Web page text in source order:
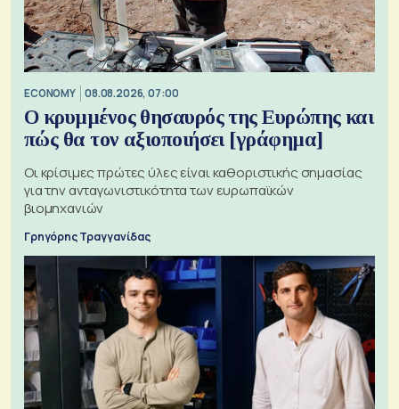
ECONOMY 08.08.2026, 07:00
Ο κρυμμένος θησαυρός της Ευρώπης και
πώς θα τον αξιοποιήσει [γράφημα]
Οι κρίσιμες πρώτες ύλες είναι καθοριστικής σημασίας
για την ανταγωνιστικότητα των ευρωπαϊκών
βιομηχανιών
Γρηγόρης Τραγγανίδας